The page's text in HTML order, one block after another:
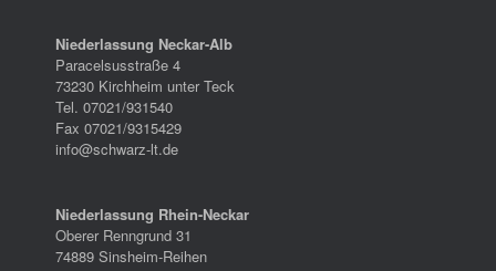
Niederlassung Neckar-Alb
Paracelsusstraße 4
73230 Kirchheim unter Teck
Tel. 07021/931540
Fax 07021/9315429
info@schwarz-lt.de
Niederlassung Rhein-Neckar
Oberer Renngrund 31
74889 Sinsheim-Reihen